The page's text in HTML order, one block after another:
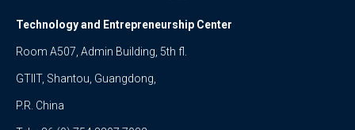
Technology and Entrepreneurship Center
Room A507, Admin Building, 5th fl.
GTIIT, Shantou, Guangdong,
P.R. China